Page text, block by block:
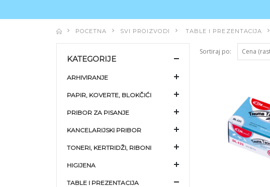
POCETNA SVI PROIZVODI TABLE I PREZENTACIJA
KATEGORIJE
ARHIVIRANJE
PAPIR, KOVERTE, BLOKČIĆI
PRIBOR ZA PISANJE
KANCELARIJSKI PRIBOR
TONERI, KERTRIDŽI, RIBONI
HIGIJENA
TABLE I PREZENTACIJA
Sortiraj po: